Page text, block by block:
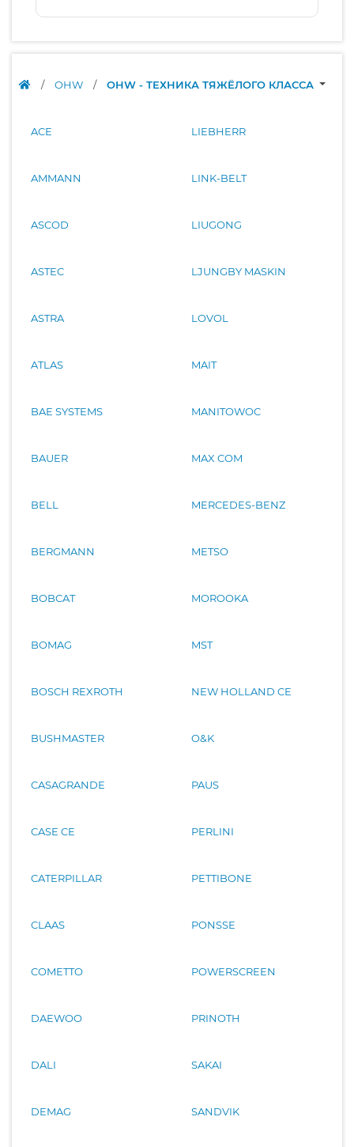
/ OHW / OHW - ТЕХНИКА ТЯЖЁЛОГО КЛАССА
ACE
AMMANN
ASCOD
ASTEC
ASTRA
ATLAS
BAE SYSTEMS
BAUER
BELL
BERGMANN
BOBCAT
BOMAG
BOSCH REXROTH
BUSHMASTER
CASAGRANDE
CASE CE
CATERPILLAR
CLAAS
COMETTO
DAEWOO
DALI
DEMAG
LIEBHERR
LINK-BELT
LIUGONG
LJUNGBY MASKIN
LOVOL
MAIT
MANITOWOC
MAX COM
MERCEDES-BENZ
METSO
MOROOKA
MST
NEW HOLLAND CE
O&K
PAUS
PERLINI
PETTIBONE
PONSSE
POWERSCREEN
PRINOTH
SAKAI
SANDVIK